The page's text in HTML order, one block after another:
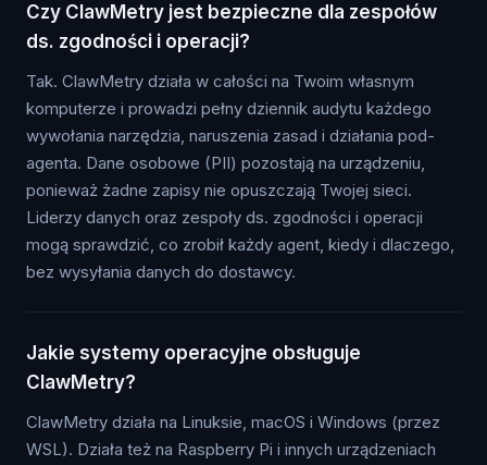
Czy ClawMetry jest bezpieczne dla zespołów
ds. zgodności i operacji?
Tak. ClawMetry działa w całości na Twoim własnym
komputerze i prowadzi pełny dziennik audytu każdego
wywołania narzędzia, naruszenia zasad i działania pod-
agenta. Dane osobowe (PII) pozostają na urządzeniu,
ponieważ żadne zapisy nie opuszczają Twojej sieci.
Liderzy danych oraz zespoły ds. zgodności i operacji
mogą sprawdzić, co zrobił każdy agent, kiedy i dlaczego,
bez wysyłania danych do dostawcy.
Jakie systemy operacyjne obsługuje
ClawMetry?
ClawMetry działa na Linuksie, macOS i Windows (przez
WSL). Działa też na Raspberry Pi i innych urządzeniach